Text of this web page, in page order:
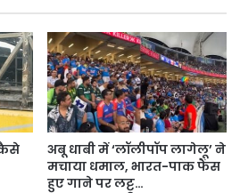
अबू धाबी में ‘लॉलीपॉप लागेलू’ ने
मचाया धमाल, भारत-पाक फैंस
हुए गाने पर लट्टू…